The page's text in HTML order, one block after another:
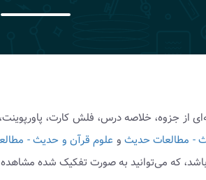
از جزوه، خلاصه درس، فلش کارت،
- مطالعات حدیثو علوم قرآن و حدیث -
که می‌توانید به صورت تفکیک شده مشاهده